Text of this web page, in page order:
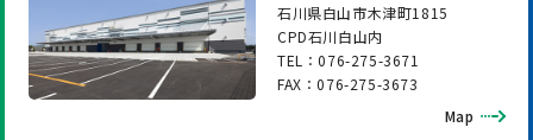
石川県白山市木津町1815
CPD石川白山内
TEL：076-275-3671
FAX：076-275-3673
Map